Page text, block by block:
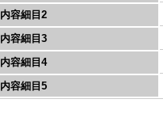
内容細目2
内容細目3
内容細目4
内容細目5